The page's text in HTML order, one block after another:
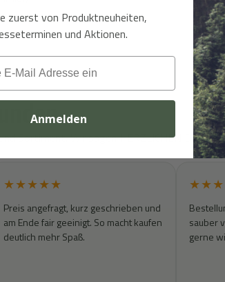
Sortiment. Wir sagen HERZLICHEN DANK!
★★★★★
Preis angefragt, kurz geschrieben und
am Ende fair geeinigt. So macht kaufen
deutlich mehr Spaß.
sauber
gerne
zuerst von Produktneuheiten,
und Aktionen.
Anmelden